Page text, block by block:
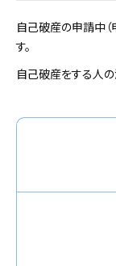
自己破産の申請中
す。
自己破産をする人の